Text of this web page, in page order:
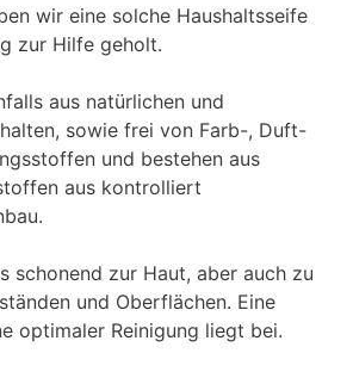
wir eine solche Haushaltsseife
zur Hilfe geholt.
aus natürlichen und
sowie frei von Farb-, Duft-
und bestehen aus
aus kontrolliert
schonend zur Haut, aber auch zu
und Oberflächen. Eine
optimaler Reinigung liegt bei.